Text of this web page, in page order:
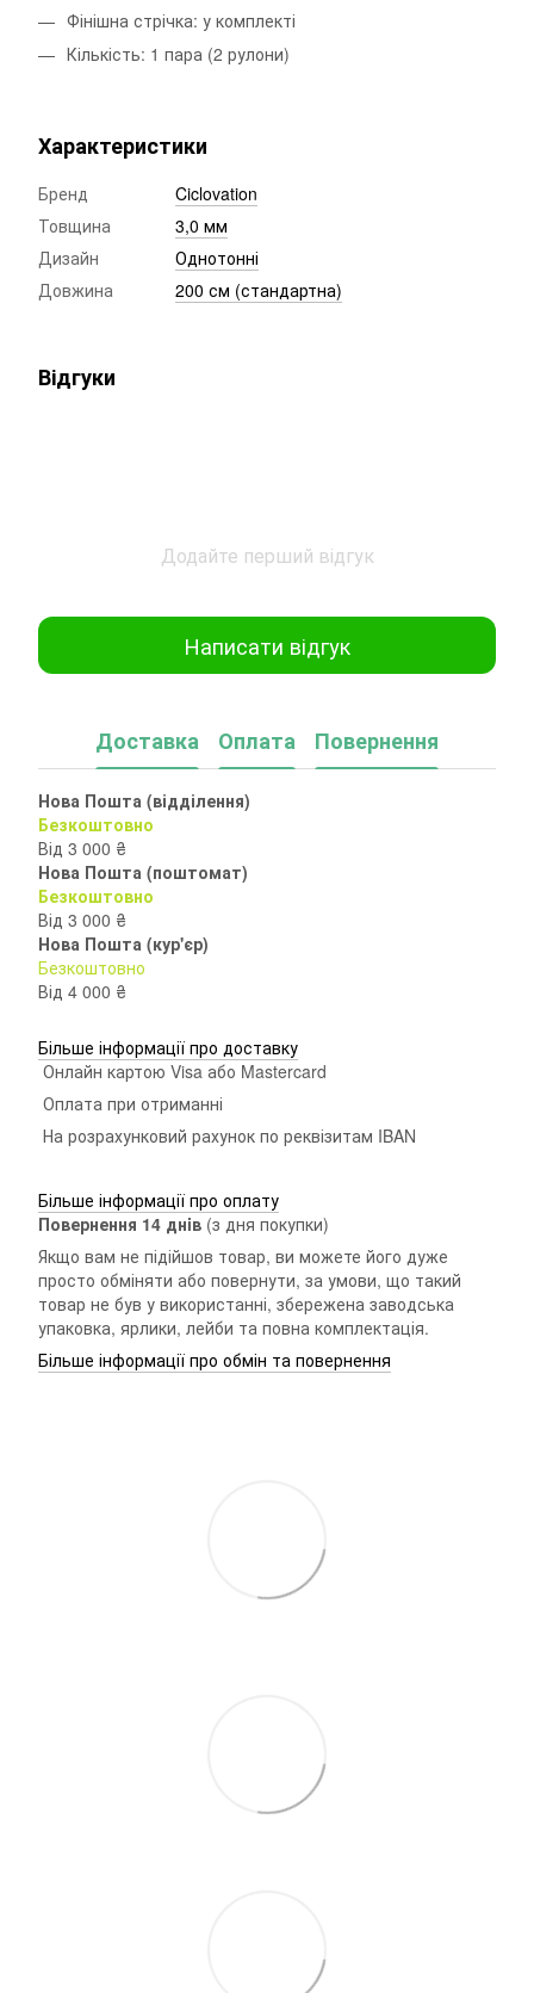
Фінішна стрічка: у комплекті
Кількість: 1 пара (2 рулони)
Характеристики
Бренд
Ciclovation
Товщина
3,0 мм
Дизайн
Однотонні
Довжина
200 см (стандартна)
Відгуки
Додайте перший відгук
Написати відгук
Доставка Оплата Повернення
Нова Пошта (відділення)
Безкоштовно
Від 3 000 ₴
Нова Пошта (поштомат)
Безкоштовно
Від 3 000 ₴
Нова Пошта (кур'єр)
Безкоштовно
Від 4 000 ₴
Більше інформації про доставку
Онлайн картою Visa або Mastercard
Оплата при отриманні
На розрахунковий рахунок по реквізитам IBAN
Більше інформації про оплату
Повернення 14 днiв (з дня покупки)
Якщо вам не підійшов товар, ви можете його дуже
просто обміняти або повернути, за умови, що такий
товар не був у використанні, збережена заводська
упаковка, ярлики, лейби та повна комплектація.
Більше інформації про обмін та повернення